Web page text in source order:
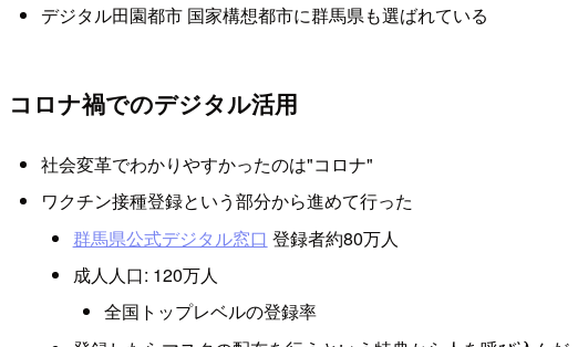
デジタル田園都市 国家構想都市に群馬県も選ばれている
コロナ禍でのデジタル活用
社会変革でわかりやすかったのは"コロナ"
ワクチン接種登録という部分から進めて行った
群馬県公式デジタル窓口 登録者約80万人
成人人口: 120万人
全国トップレベルの登録率